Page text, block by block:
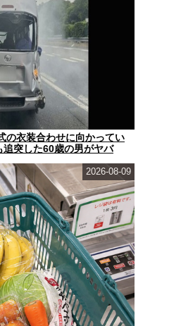
の衣装合わせに向かってい
突した60歳の男がヤバ
2026-08-09